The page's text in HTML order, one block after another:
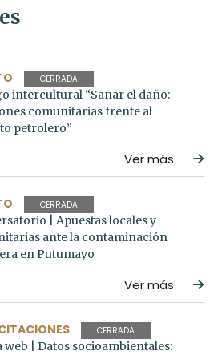
CERRADA
intercultural “Sanar el daño:
comunitarias frente al
petrolero”
Ver más
CERRADA
| Apuestas locales y
ante la contaminación
en Putumayo
Ver más
CERRADA
web | Datos socioambientales: